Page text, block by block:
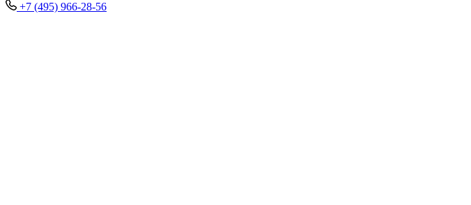
+7 (495) 966-28-56